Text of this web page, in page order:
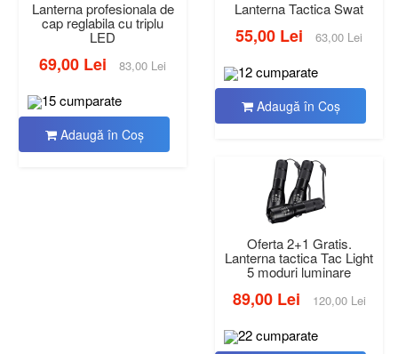
Lanterna profesionala de
cap reglabila cu triplu
LED
69,00 Lei 83,00 Lei
15 cumparate
Adaugă în Coş
Lanterna Tactica Swat
55,00 Lei 63,00 Lei
12 cumparate
Adaugă în Coş
Oferta 2+1 Gratis.
Lanterna tactica Tac Light
5 moduri luminare
89,00 Lei 120,00 Lei
22 cumparate